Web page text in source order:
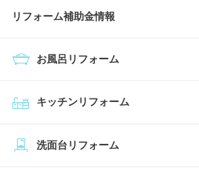
リフォーム補助金情報
キッチンリフォーム
お風呂リフォーム
洗面台リフォーム